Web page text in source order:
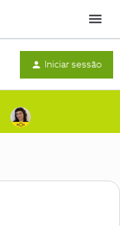
Menu
Iniciar sessão